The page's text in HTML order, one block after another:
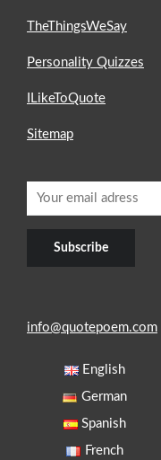
TheThingsWeSay
Personality Quizzes
ILikeToQuote
Sitemap
info@quotepoem.com
English
German
Spanish
French